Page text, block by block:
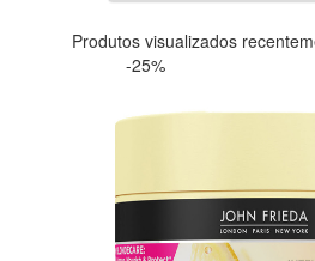
Produtos visualizados
-25%